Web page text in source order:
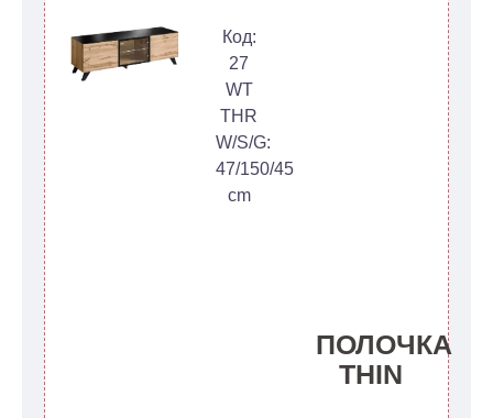
Код:
27
WT
THR
W/S/G:
47/150/45
cm
ПОЛОЧКА
THIN